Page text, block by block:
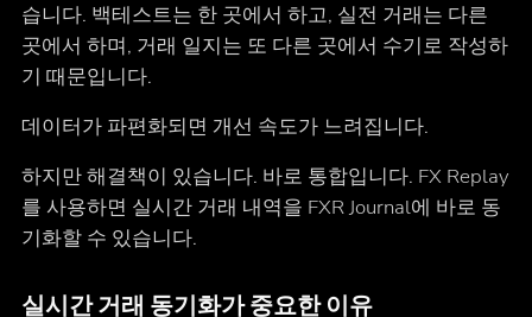
습니다. 백테스트는 한 곳에서 하고, 실전 거래는 다른
곳에서 하며, 거래 일지는 또 다른 곳에서 수기로 작성하
기 때문입니다.
데이터가 파편화되면 개선 속도가 느려집니다.
하지만 해결책이 있습니다. 바로 통합입니다. FX Replay
를 사용하면 실시간 거래 내역을 FXR Journal에 바로 동
기화할 수 있습니다.
실시간 거래 동기화가 중요한 이유